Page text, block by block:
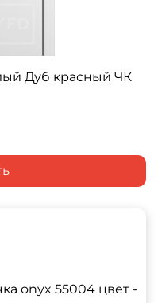
Дуб красный ЧК
onyx 55004 цвет -